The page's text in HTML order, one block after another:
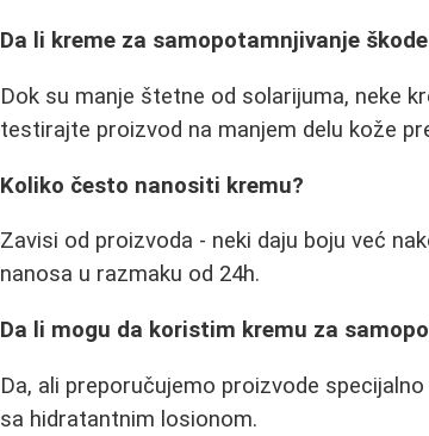
Da li kreme za samopotamnjivanje
Dok su manje štetne od solarijuma, neke
testirajte proizvod na manjem delu kože
Koliko često nanositi kremu?
Zavisi od proizvoda - neki daju boju već
nanosa u razmaku od 24h.
Da li mogu da koristim kremu za
Da, ali preporučujemo proizvode
sa hidratantnim losionom.